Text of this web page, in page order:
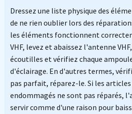
Dressez une liste physique des
de ne rien oublier lors des
les éléments fonctionnent
VHF, levez et abaissez l'antenne
écoutilles et vérifiez chaque
d'éclairage. En d'autres termes,
pas parfait, réparez-le. Si les articles
endommagés ne sont pas réparés,
servir comme d'une raison pour